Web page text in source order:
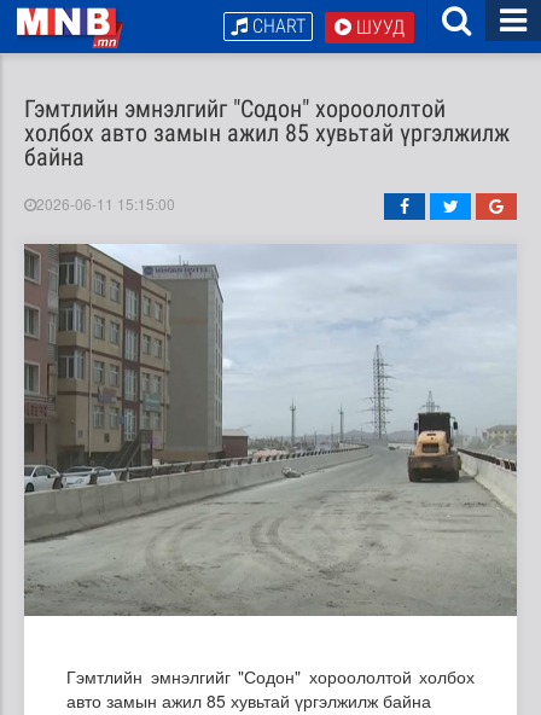
ШУУД
CHART
Гэмтлийн эмнэлгийг "Содон" хороололтой
холбох авто замын ажил 85 хувьтай үргэлжилж
байна
2026-06-11 15:15:00
Гэмтлийн эмнэлгийг "Содон" хороололтой холбох
авто замын ажил 85 хувьтай үргэлжилж байна